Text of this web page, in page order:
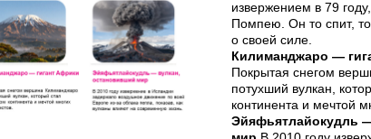
извержением в 79
Помпею. Он то спит,
о своей силе.
Килиманджаро —
Покрытая снегом
потухший вулкан,
континента и мечтой
Эйяфьятлайокудль